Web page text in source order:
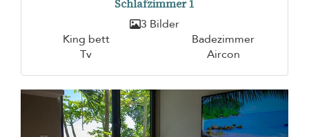
Schlafzimmer 1
3 Bilder
King bett
Badezimmer
Tv
Aircon